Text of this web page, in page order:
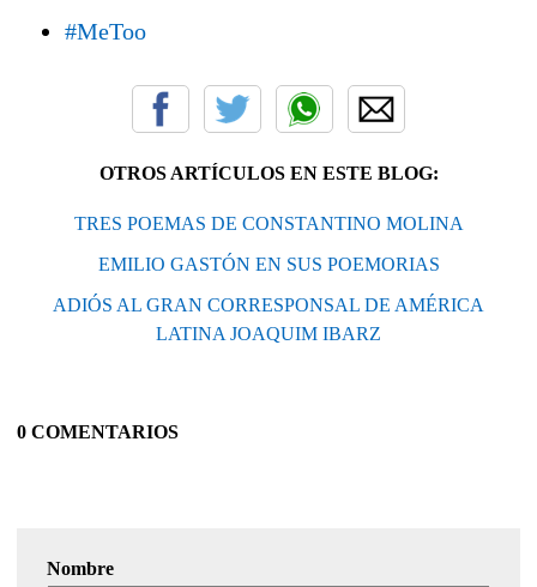
#MeToo
OTROS ARTÍCULOS EN ESTE BLOG:
TRES POEMAS DE CONSTANTINO MOLINA
EMILIO GASTÓN EN SUS POEMORIAS
ADIÓS AL GRAN CORRESPONSAL DE AMÉRICA
LATINA JOAQUIM IBARZ
0 COMENTARIOS
Nombre